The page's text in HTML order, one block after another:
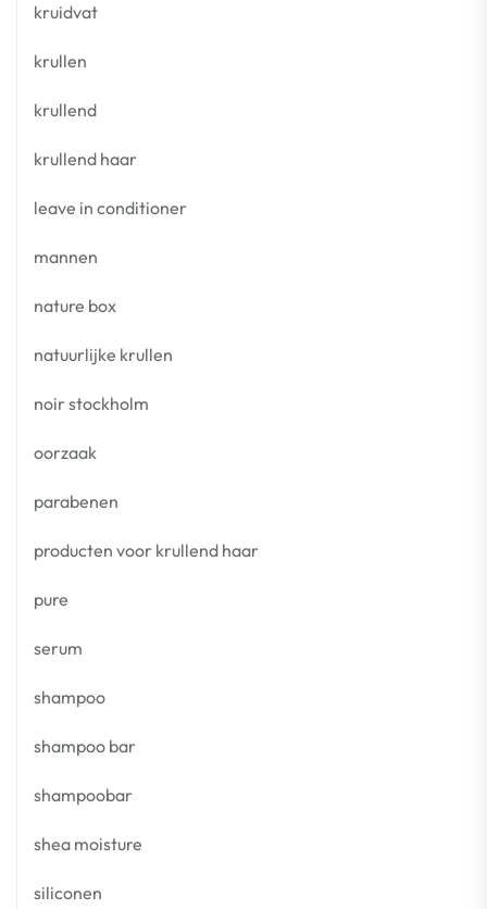
kruidvat
krullen
krullend
krullend haar
leave in conditioner
mannen
nature box
natuurlijke krullen
noir stockholm
oorzaak
parabenen
producten voor krullend haar
pure
serum
shampoo
shampoo bar
shampoobar
shea moisture
siliconen